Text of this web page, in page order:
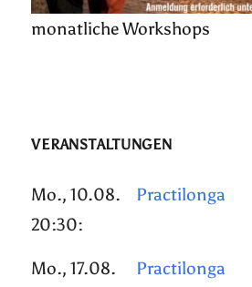
monatliche Workshops
VERANSTALTUNGEN
Mo., 10.08.
20:30:
Practilonga
Mo., 17.08.
Practilonga